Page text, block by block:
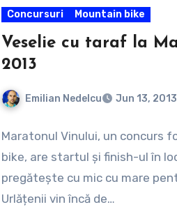
Concursuri Mountain bike
Veselie cu taraf la
2013
Emilian Nedelcu Jun 13, 2013
Maratonul Vinului, un concurs
bike, are startul și finish-ul în
pregătește cu mic cu mare
Urlățenii vin încă de…